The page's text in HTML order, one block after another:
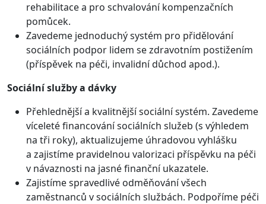
rehabilitace a pro schvalování kompenzačních
pomůcek.
Zavedeme jednoduchý systém pro přidělování
sociálních podpor lidem se zdravotním postižením
(příspěvek na péči, invalidní důchod apod.).
Sociální služby a dávky
Přehlednější a kvalitnější sociální systém. Zavedeme
víceleté financování sociálních služeb (s výhledem
na tři roky), aktualizujeme úhradovou vyhlášku
a zajistíme pravidelnou valorizaci příspěvku na péči
v návaznosti na jasné finanční ukazatele.
Zajistíme spravedlivé odměňování všech
zaměstnanců v sociálních službách. Podpoříme péči